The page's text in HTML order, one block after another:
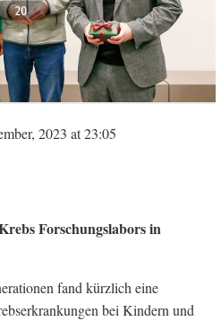
20
2023 at 23:05
Forschungslabors in
fand kürzlich eine
bei Kindern und